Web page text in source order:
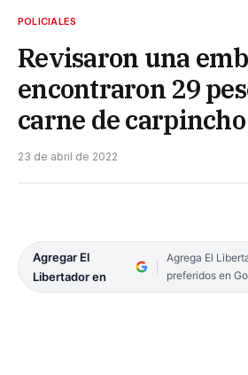
POLICIALES
Revisaron una
encontraron 29
carne de carpincho
23 de abril de 2022
Agregar El
Libertador en
Agrega El
preferidos en